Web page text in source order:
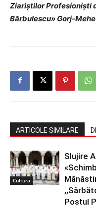
Ziariştilor Profesionişti
Bărbulescu» Gorj-
ARTICOLE SIMILARE
Cultura
Slujire
Postul